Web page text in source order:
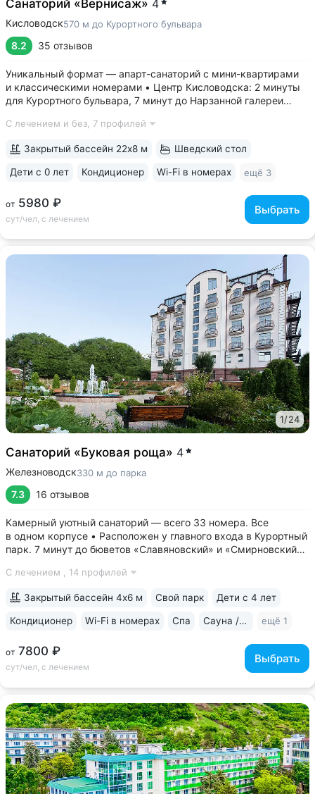
Санаторий «Вернисаж» 4
Кисловодск570 м до Курортного бульвара
8.2 35 отзывов
Уникальный формат — апарт-санаторий с мини-квартирами
и классическими номерами • Центр Кисловодска: 2 минуты
для Курортного бульвара, 7 минут до Нарзанной галереи
рынок, где можно купить вкусные фрукты, мед, сыры,
С лечением и без, 7 профилей
от 5980 ₽
сут/чел, с лечением
Выбрать
Закрытый бассейн 22х8 м Шведский стол
Дети с 0 лет Кондиционер Wi-Fi в номерах ещё 3
1/24
Санаторий «Буковая роща» 4
Железноводск330 м до парка
7.3 16 отзывов
Камерный уютный санаторий — всего 33 номера. Все
в одном корпусе • Расположен у главного входа в Курортный
парк. 7 минут до бюветов «Славяновский» и «Смирновский»,
балконы во всех номерах с панорамным видом на горы,
С лечением , 14 профилей
от 7800 ₽
сут/чел, с лечением
Выбрать
Закрытый бассейн 4х6 м Свой парк Дети с 4 лет
Кондиционер Wi-Fi в номерах Спа Сауна / хаммам ещё 1